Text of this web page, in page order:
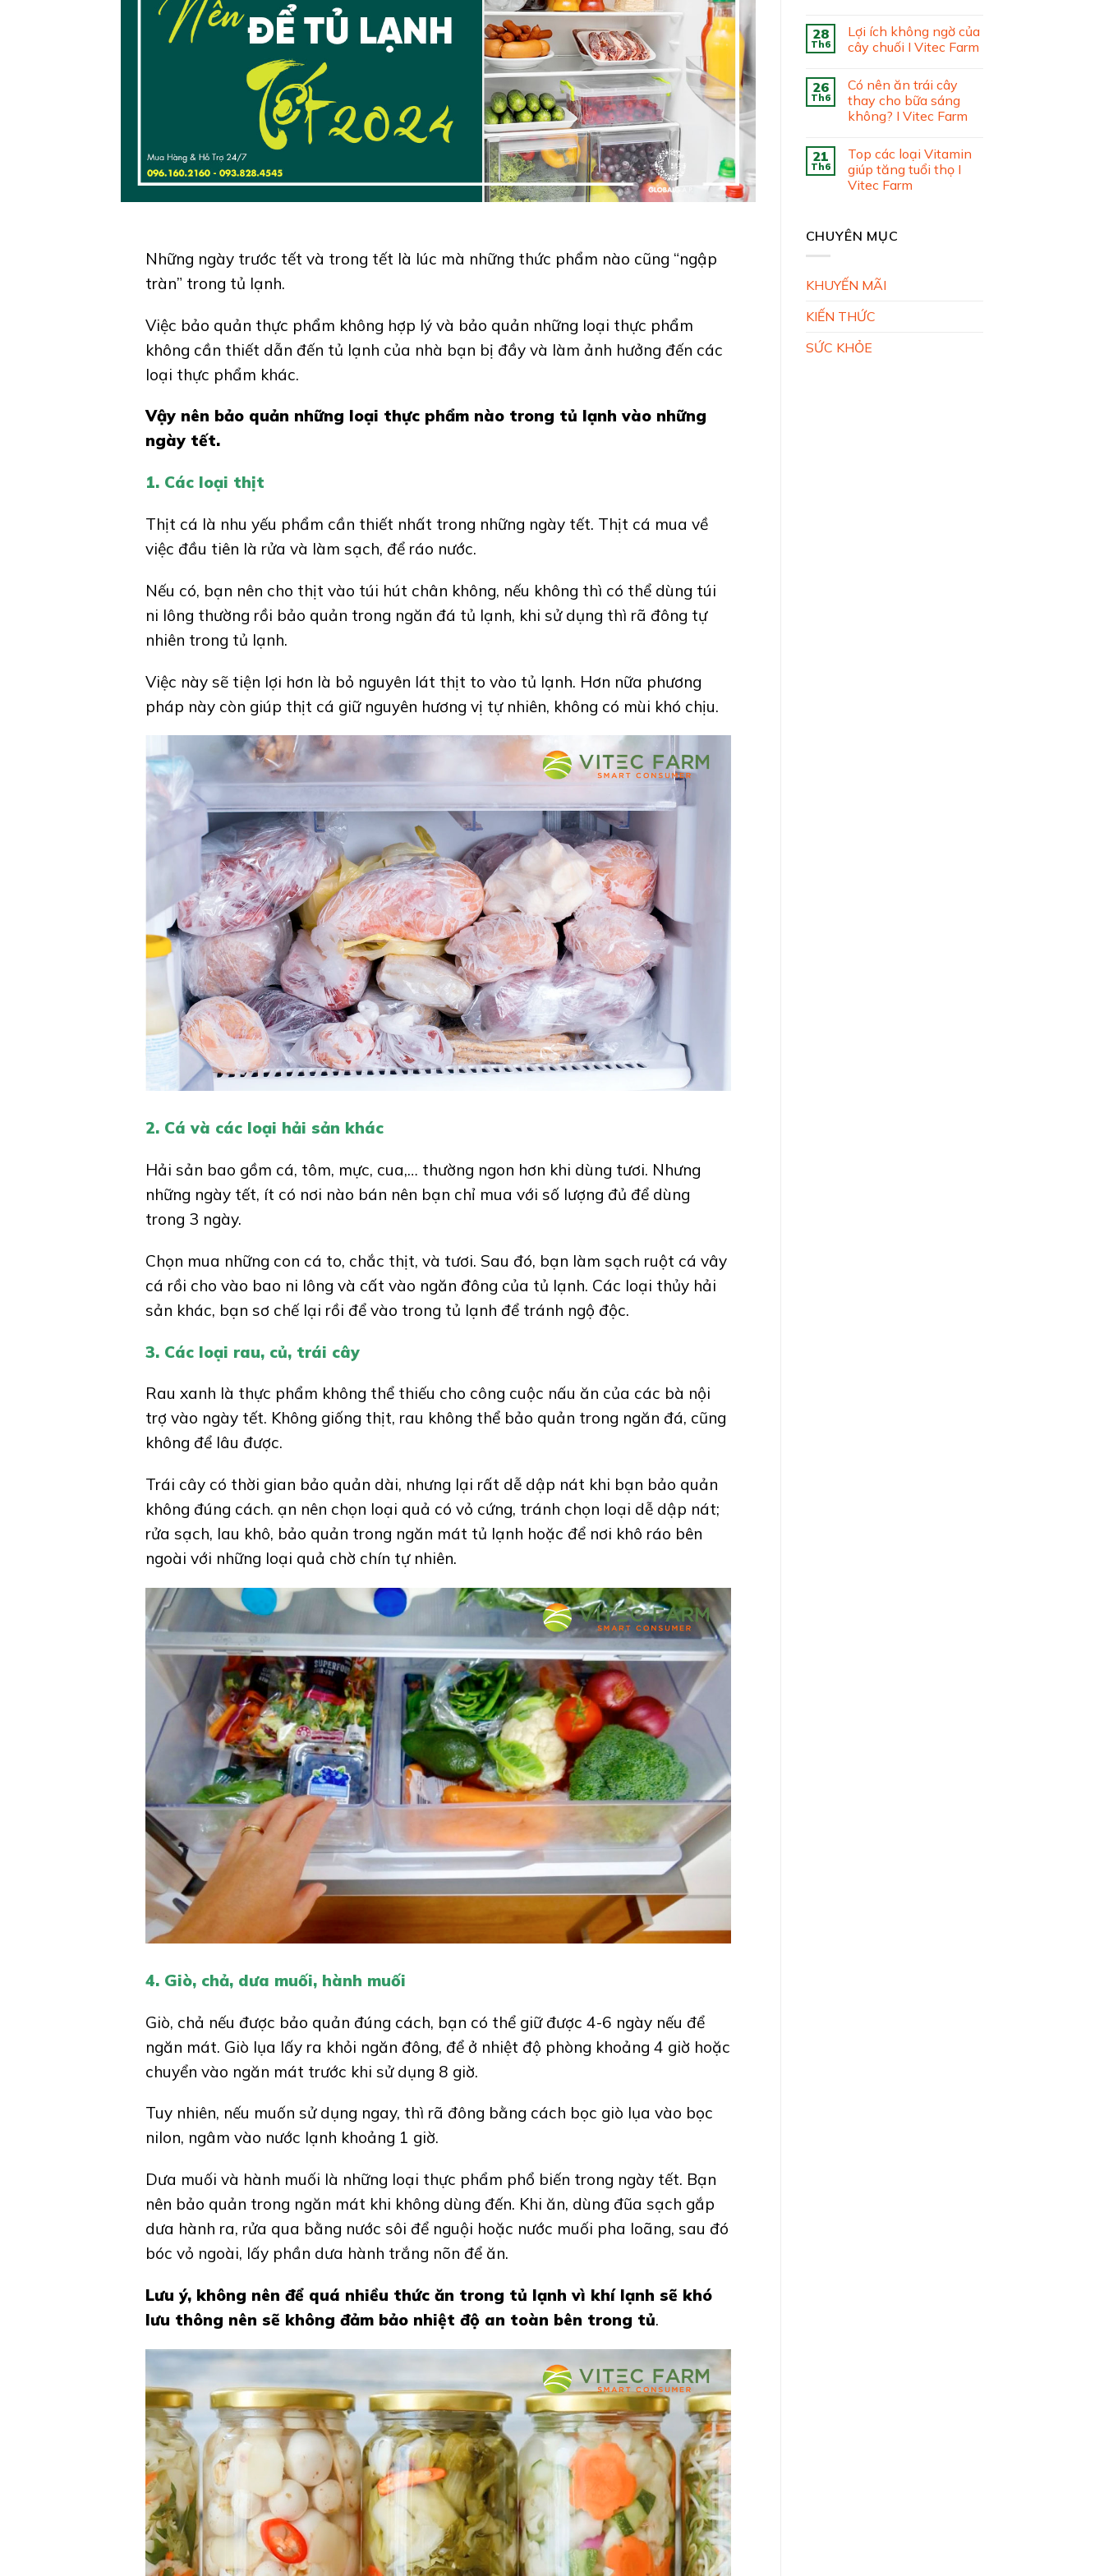
Những ngày trước tết và trong tết là lúc mà những thức phẩm nào cũng “ngập
tràn” trong tủ lạnh.
Việc bảo quản thực phẩm không hợp lý và bảo quản những loại thực phẩm
không cần thiết dẫn đến tủ lạnh của nhà bạn bị đầy và làm ảnh hưởng đến các
loại thực phẩm khác.
Vậy nên bảo quản những loại thực phẩm nào trong tủ lạnh vào những
ngày tết.
1. Các loại thịt
Thịt cá là nhu yếu phẩm cần thiết nhất trong những ngày tết. Thịt cá mua về
việc đầu tiên là rửa và làm sạch, để ráo nước.
Nếu có, bạn nên cho thịt vào túi hút chân không, nếu không thì có thể dùng túi
ni lông thường rồi bảo quản trong ngăn đá tủ lạnh, khi sử dụng thì rã đông tự
nhiên trong tủ lạnh.
Việc này sẽ tiện lợi hơn là bỏ nguyên lát thịt to vào tủ lạnh. Hơn nữa phương
pháp này còn giúp thịt cá giữ nguyên hương vị tự nhiên, không có mùi khó chịu.
2. Cá và các loại hải sản khác
Hải sản bao gồm cá, tôm, mực, cua,… thường ngon hơn khi dùng tươi. Nhưng
những ngày tết, ít có nơi nào bán nên bạn chỉ mua với số lượng đủ để dùng
trong 3 ngày.
Chọn mua những con cá to, chắc thịt, và tươi. Sau đó, bạn làm sạch ruột cá vây
cá rồi cho vào bao ni lông và cất vào ngăn đông của tủ lạnh. Các loại thủy hải
sản khác, bạn sơ chế lại rồi để vào trong tủ lạnh để tránh ngộ độc.
3. Các loại rau, củ, trái cây
Rau xanh là thực phẩm không thể thiếu cho công cuộc nấu ăn của các bà nội
trợ vào ngày tết. Không giống thịt, rau không thể bảo quản trong ngăn đá, cũng
không để lâu được.
Trái cây có thời gian bảo quản dài, nhưng lại rất dễ dập nát khi bạn bảo quản
không đúng cách. ạn nên chọn loại quả có vỏ cứng, tránh chọn loại dễ dập nát;
rửa sạch, lau khô, bảo quản trong ngăn mát tủ lạnh hoặc để nơi khô ráo bên
ngoài với những loại quả chờ chín tự nhiên.
4. Giò, chả, dưa muối, hành muối
Giò, chả nếu được bảo quản đúng cách, bạn có thể giữ được 4-6 ngày nếu để
ngăn mát. Giò lụa lấy ra khỏi ngăn đông, để ở nhiệt độ phòng khoảng 4 giờ hoặc
chuyển vào ngăn mát trước khi sử dụng 8 giờ.
Tuy nhiên, nếu muốn sử dụng ngay, thì rã đông bằng cách bọc giò lụa vào bọc
nilon, ngâm vào nước lạnh khoảng 1 giờ.
Dưa muối và hành muối là những loại thực phẩm phổ biến trong ngày tết. Bạn
nên bảo quản trong ngăn mát khi không dùng đến. Khi ăn, dùng đũa sạch gắp
dưa hành ra, rửa qua bằng nước sôi để nguội hoặc nước muối pha loãng, sau đó
bóc vỏ ngoài, lấy phần dưa hành trắng nõn để ăn.
Lưu ý, không nên để quá nhiều thức ăn trong tủ lạnh vì khí lạnh sẽ khó
lưu thông nên sẽ không đảm bảo nhiệt độ an toàn bên trong tủ.
28
Th6
Lợi ích không ngờ của
cây chuối I Vitec Farm
26
Th6
Có nên ăn trái cây
thay cho bữa sáng
không? I Vitec Farm
21
Th6
Top các loại Vitamin
giúp tăng tuổi thọ I
Vitec Farm
CHUYÊN MỤC
KHUYẾN MÃI
KIẾN THỨC
SỨC KHỎE